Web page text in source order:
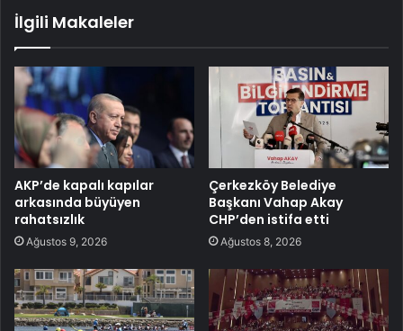
İlgili Makaleler
AKP’de kapalı kapılar
arkasında büyüyen
rahatsızlık
Ağustos 9, 2026
Çerkezköy Belediye
Başkanı Vahap Akay
CHP’den istifa etti
Ağustos 8, 2026